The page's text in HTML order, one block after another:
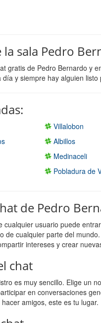
la sala Pedro
gratis de Pedro Bernardo y
y siempre hay alguien listo
Villalobon
Albillos
Medinaceli
Pobladura de
de Pedro
cualquier usuario puede
de cualquier parte del
intereses y crear
chat
es muy sencillo. Elige un
en conversaciones
amigos, este es tu lugar.